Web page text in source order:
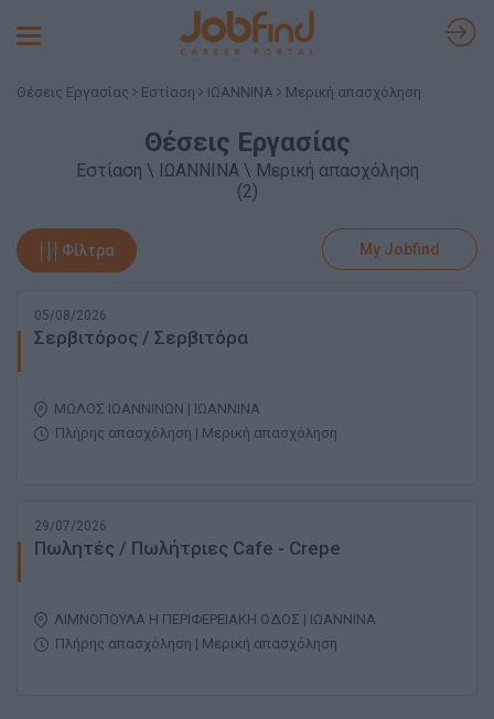
Toggle
Θέσεις Εργασίας Εστίαση ΙΩΑΝΝΙΝΑ Μερική απασχόληση
Θέσεις Εργασίας
Εστίαση \ ΙΩΑΝΝΙΝΑ \ Μερική απασχόληση
(2)
Φίλτρα My Jobfind
05/08/2026
Σερβιτόρος / Σερβιτόρα
ΜΩΛΟΣ ΙΩΑΝΝΙΝΩΝ | ΙΩΑΝΝΙΝΑ
Πλήρης απασχόληση | Μερική απασχόληση
29/07/2026
Πωλητές / Πωλήτριες Cafe - Crepe
ΛΙΜΝΟΠΟΥΛΑ Η ΠΕΡΙΦΕΡΕΙΑΚΗ ΟΔΟΣ | ΙΩΑΝΝΙΝΑ
Πλήρης απασχόληση | Μερική απασχόληση